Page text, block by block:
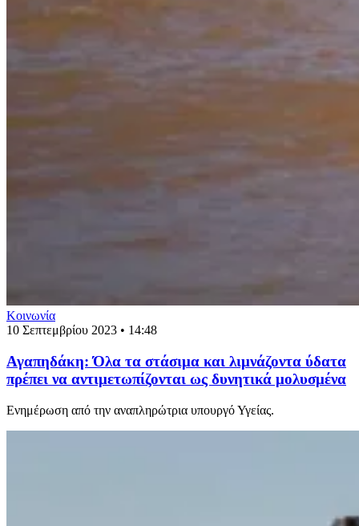
Κοινωνία
10 Σεπτεμβρίου 2023 • 14:48
Αγαπηδάκη: Όλα τα στάσιμα και λιμνάζοντα ύδατα
πρέπει να αντιμετωπίζονται ως δυνητικά μολυσμένα
Ενημέρωση από την αναπληρώτρια υπουργό Υγείας.